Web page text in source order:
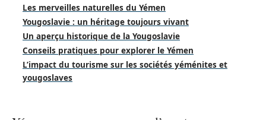
Les merveilles naturelles du Yémen
Yougoslavie : un héritage toujours vivant
Un aperçu historique de la Yougoslavie
Conseils pratiques pour explorer le Yémen
L’impact du tourisme sur les sociétés yéménites et
yougoslaves